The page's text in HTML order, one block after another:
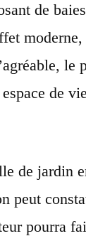
de
le
de
de jardin
peut
pourra